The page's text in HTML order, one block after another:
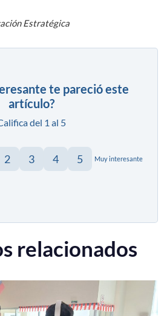
Estratégica
te pareció este
artículo?
del 1 al 5
2 3 4 5 Muy interesante
relacionados